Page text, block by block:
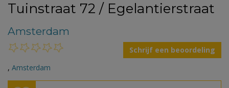
Tuinstraat 72 / Egelantierstraat
Amsterdam
Schrijf een beoordeling
, Amsterdam